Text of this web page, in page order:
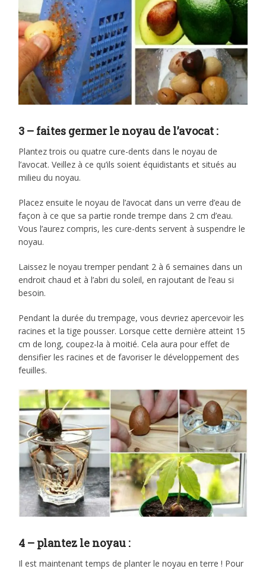
3 – faites germer le noyau de l’avocat :
Plantez trois ou quatre cure-dents dans le noyau de
l’avocat. Veillez à ce qu’ils soient équidistants et situés au
milieu du noyau.
Placez ensuite le noyau de l’avocat dans un verre d’eau de
façon à ce que sa partie ronde trempe dans 2 cm d’eau.
Vous l’aurez compris, les cure-dents servent à suspendre le
noyau.
Laissez le noyau tremper pendant 2 à 6 semaines dans un
endroit chaud et à l’abri du soleil, en rajoutant de l’eau si
besoin.
Pendant la durée du trempage, vous devriez apercevoir les
racines et la tige pousser. Lorsque cette dernière atteint 15
cm de long, coupez-la à moitié. Cela aura pour effet de
densifier les racines et de favoriser le développement des
feuilles.
4 – plantez le noyau :
Il est maintenant temps de planter le noyau en terre ! Pour